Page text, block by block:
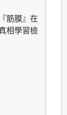
筋膜』在
相學習檢